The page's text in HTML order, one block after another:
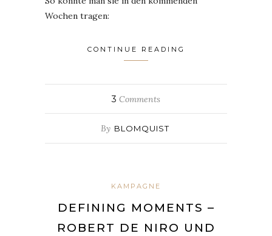
Wochen tragen:
CONTINUE READING
3 Comments
By BLOMQUIST
KAMPAGNE
DEFINING MOMENTS –
ROBERT DE NIRO UND